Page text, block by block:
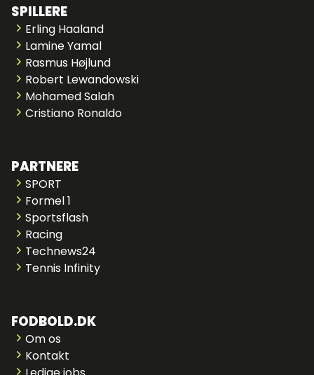
SPILLERE
Erling Haaland
Lamine Yamal
Rasmus Højlund
Robert Lewandowski
Mohamed Salah
Cristiano Ronaldo
PARTNERE
SPORT
Formel 1
Sportsflash
Racing
Technews24
Tennis Infinity
FODBOLD.DK
Om os
Kontakt